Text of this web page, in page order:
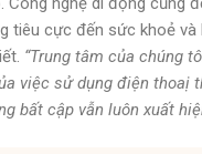
tiêu cực đến sức khoẻ và
“Trung tâm của chúng
việc sử dụng điện thoaị
bất cập vẫn luôn xuất